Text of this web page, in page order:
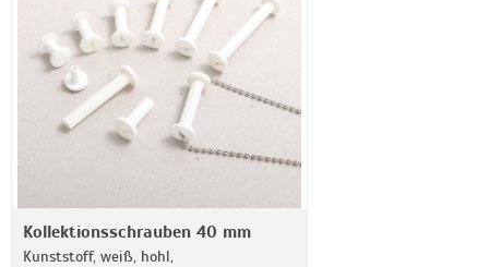
Kollektionsschrauben 40 mm
Kunststoff, weiß, hohl,